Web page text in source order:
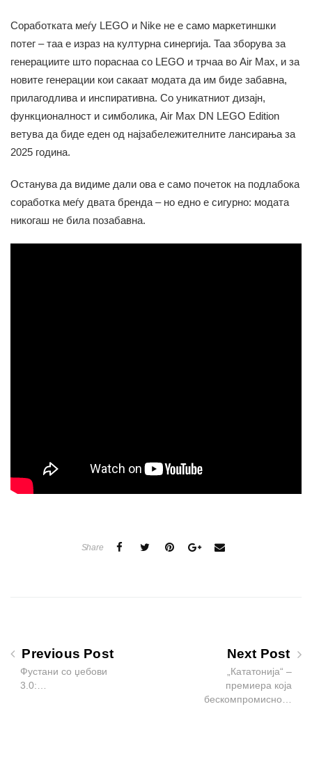
Соработката меѓу LEGO и Nike не е само маркетиншки
потег – таа е израз на културна синергија. Таа зборува за
генерациите што пораснаа со LEGO и трчаа во Air Max, и за
новите генерации кои сакаат модата да им биде забавна,
прилагодлива и инспиративна. Со уникатниот дизајн,
функционалност и симболика, Air Max DN LEGO Edition
ветува да биде еден од најзабележителните лансирања за
2025 година.
Останува да видиме дали ова е само почеток на подлабока
соработка меѓу двата бренда – но едно е сигурно: модата
никогаш не била позабавна.
Share
Previous Post
Фустани со џебови
3.0:…
Next Post
„Кататонија“ –
премиера која
бескомпромисно…